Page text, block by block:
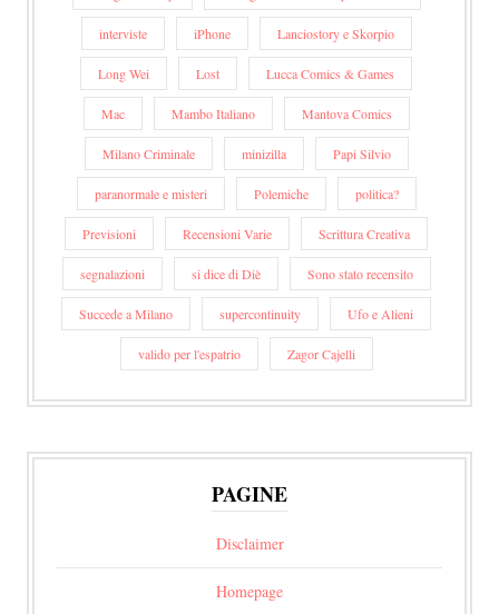
interviste iPhone Lanciostory e Skorpio
Long Wei Lost Lucca Comics & Games
Mac Mambo Italiano Mantova Comics
Milano Criminale minizilla Papi Silvio
paranormale e misteri Polemiche politica?
Previsioni Recensioni Varie Scrittura Creativa
segnalazioni si dice di Diè Sono stato recensito
Succede a Milano supercontinuity Ufo e Alieni
valido per l'espatrio Zagor Cajelli
PAGINE
Disclaimer
Homepage